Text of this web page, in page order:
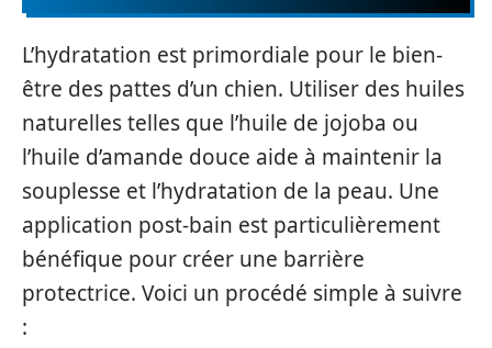
L’hydratation est primordiale pour le bien-
être des pattes d’un chien. Utiliser des huiles
naturelles telles que l’huile de jojoba ou
l’huile d’amande douce aide à maintenir la
souplesse et l’hydratation de la peau. Une
application post-bain est particulièrement
bénéfique pour créer une barrière
protectrice. Voici un procédé simple à suivre
: